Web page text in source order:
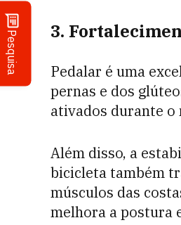
Pesquisa 3.
Pedalar é uma
pernas e dos
ativados durante o
Além disso, a
bicicleta também
músculos das
melhora a postura